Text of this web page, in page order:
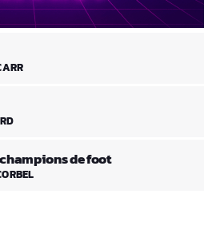
de foot